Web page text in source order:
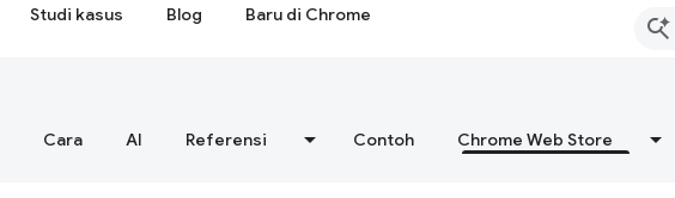
Studi kasus Blog Baru di Chrome
Cara AI Referensi Contoh Chrome Web Store